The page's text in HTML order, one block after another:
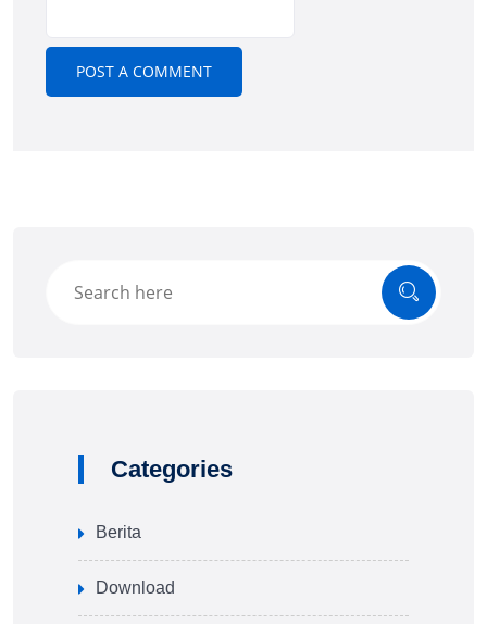
Categories
Berita
Download